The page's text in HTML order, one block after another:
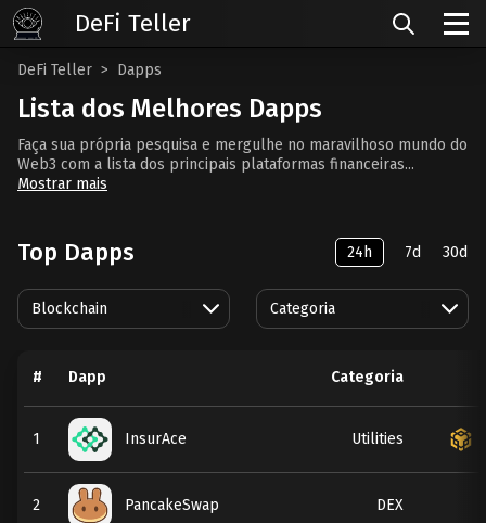
DeFi Teller Dapps
Lista dos Melhores Dapps
Faça sua própria pesquisa e mergulhe no maravilhoso mundo do
Web3 com a lista dos principais plataformas financeiras...
Mostrar mais
Top Dapps 24h 7d 30d
Blockchain Categoria
# Dapp Categoria
1 InsurAce Utilities
2 PancakeSwap DEX
DeFi Teller